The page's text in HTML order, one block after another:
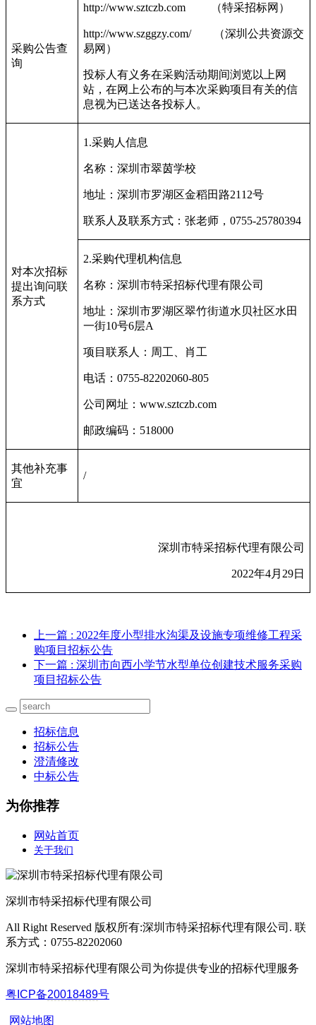
采购公告查
询
http://www.sztczb.com （特采招标网）
http://www.szggzy.com/
（深圳公共资源交
易网）
投标人有义务在采购活动期间浏览以上网
站，在网上公布的与本次采购项目有关的信
息视为已送达各投标人。
对本次招标
提出询问联
系方式
1.采购人信息
名称：深圳市翠茵学校
地址：深圳市罗湖区金稻田路2112号
联系人及联系方式：张老师， 0755-25780394
2.采购代理机构信息
名称：深圳市特采招标代理有限公司
地址：深圳市罗湖区翠竹街道水贝社区水田
一街10号6层A
项目联系人：周工、肖工
电话： 0755-82202060-805
公司网址： www.sztczb.com
邮政编码： 518000
其他补充事
宜
/
深圳市特采招标代理有限公司
2022年4月 29日
上一篇 : 2022年度小型排水沟渠及设施专项维修工程采
购项目招标公告
下一篇 : 深圳市向西小学节水型单位创建技术服务采购
项目招标公告
招标信息
招标公告
澄清修改
中标公告
为你推荐
网站首页
关于我们
深圳市特采招标代理有限公司
All Right Reserved 版权所有:深圳市特采招标代理有限公司. 联
系方式：0755-82202060
深圳市特采招标代理有限公司为你提供专业的招标代理服务
粤ICP备20018489号
网站地图